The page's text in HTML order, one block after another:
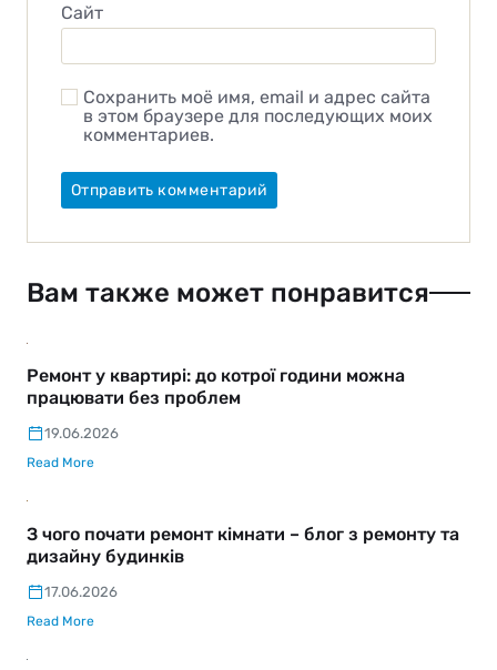
Сайт
Сохранить моё имя, email и адрес сайта
в этом браузере для последующих моих
комментариев.
Вам также может понравится
Ремонт у квартирі: до котрої години можна
працювати без проблем
19.06.2026
Read More
З чого почати ремонт кімнати – блог з ремонту та
дизайну будинків
17.06.2026
Read More